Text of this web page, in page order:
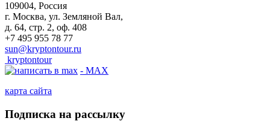
109004, Россия
г. Москва, ул. Земляной Вал,
д. 64, стр. 2, оф. 408
+7 495 955 78 77
sun@kryptontour.ru
kryptontour
- MAX
карта сайта
Подписка на рассылку